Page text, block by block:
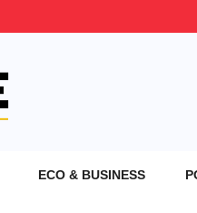
ECO & BUSINESS